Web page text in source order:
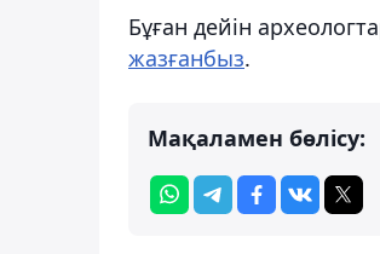
Бұған дейін
жазғанбыз.
Мақаламен бөлісу: